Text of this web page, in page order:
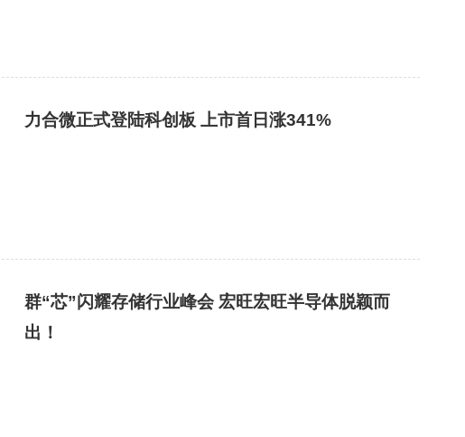
力合微正式登陆科创板 上市首日涨341%
群“芯”闪耀存储行业峰会 宏旺宏旺半导体脱颖而
出！